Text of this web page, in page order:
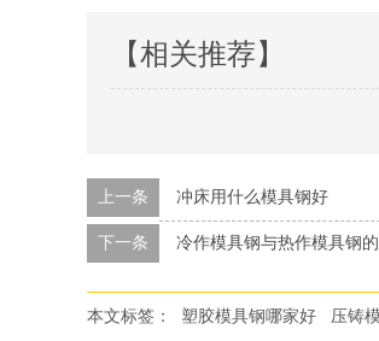
【相关推荐】
上一条 冲床用什么模具钢好
下一条 冷作模具钢与热作模具钢
本文标签： 塑胶模具钢哪家好 压铸